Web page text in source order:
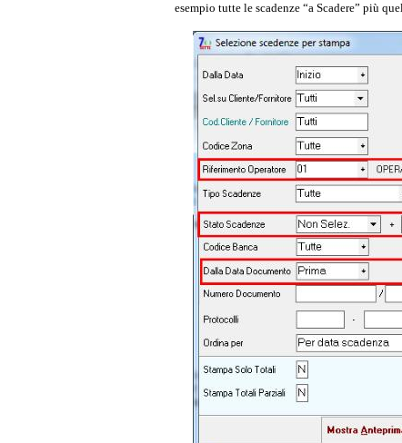
esempio tutte le scadenze “a Scadere” più